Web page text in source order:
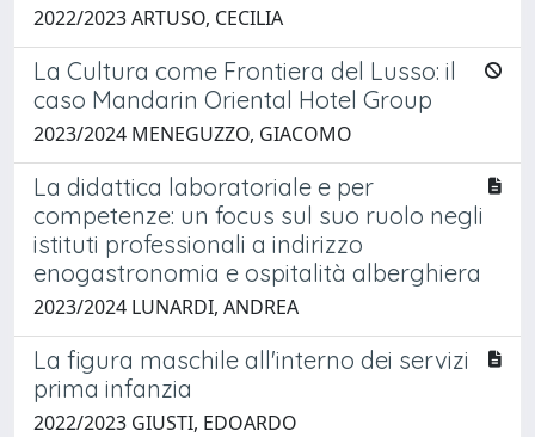
2022/2023 ARTUSO, CECILIA
La Cultura come Frontiera del Lusso: il
caso Mandarin Oriental Hotel Group
2023/2024 MENEGUZZO, GIACOMO
La didattica laboratoriale e per
competenze: un focus sul suo ruolo negli
istituti professionali a indirizzo
enogastronomia e ospitalità alberghiera
2023/2024 LUNARDI, ANDREA
La figura maschile all'interno dei servizi
prima infanzia
2022/2023 GIUSTI, EDOARDO